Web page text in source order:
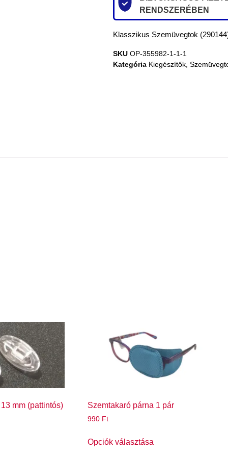
RENDSZERÉBEN
Klasszikus Szemüvegtok
SKU OP-355982-1-1-1
Kategória Kiegészítők
mm (pattintós) Szemtakaró párna 1 pár
990 Ft
Opciók választása